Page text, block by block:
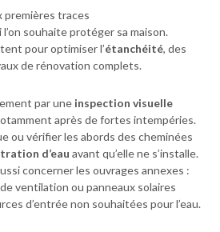
premières traces
l’on souhaite protéger sa maison.
pour optimiser l’étanchéité, des
de rénovation complets.
par une inspection visuelle
après de fortes intempéries.
ou vérifier les abords des cheminées
d’eau avant qu’elle ne s’installe.
concerner les ouvrages annexes :
ventilation ou panneaux solaires
d’entrée non souhaitées pour l’eau.